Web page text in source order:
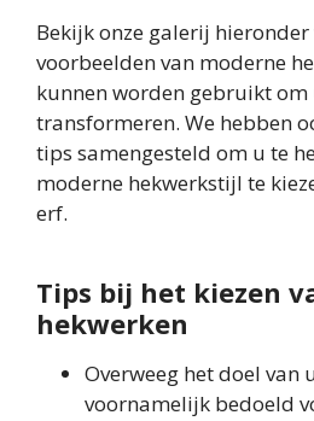
Bekijk onze galerij hieronder
voorbeelden van moderne
kunnen worden gebruikt
transformeren. We hebben
tips samengesteld om u te
moderne hekwerkstijl te
erf.
Tips bij het kiezen
hekwerken
Overweeg het doel van
voornamelijk bedoeld